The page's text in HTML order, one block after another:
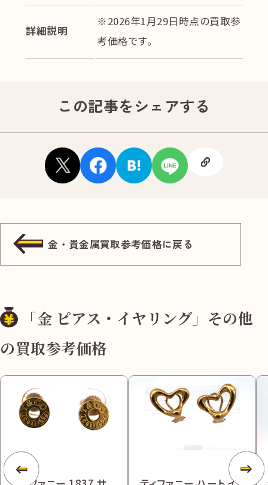
詳細説明
※2026年1月29日時点の買取参
考価格です。
この記事をシェアする
金・貴金属買取参考価格に戻る
「金 ピアス・イヤリング」その他
の買取参考価格